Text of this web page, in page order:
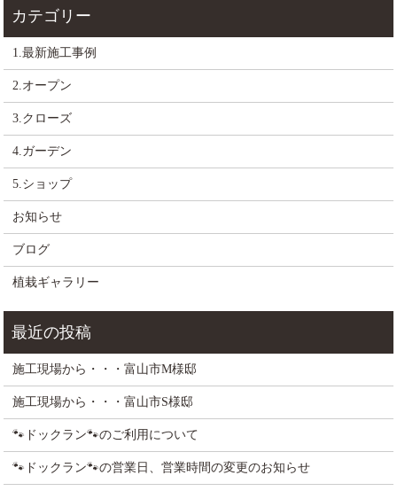
1.最新施工事例
2.オープン
3.クローズ
4.ガーデン
5.ショップ
お知らせ
ブログ
植栽ギャラリー
施工現場から・・・富山市M様邸
施工現場から・・・富山市S様邸
🐾ドックラン🐾のご利用について
🐾ドックラン🐾の営業日、営業時間の変更のお知らせ